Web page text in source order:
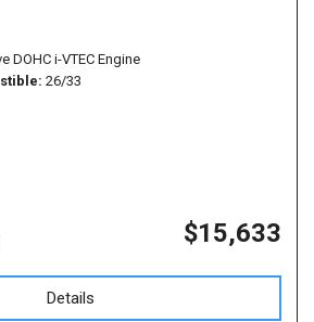
DOHC i-VTEC Engine
26/33
$15,633
Details